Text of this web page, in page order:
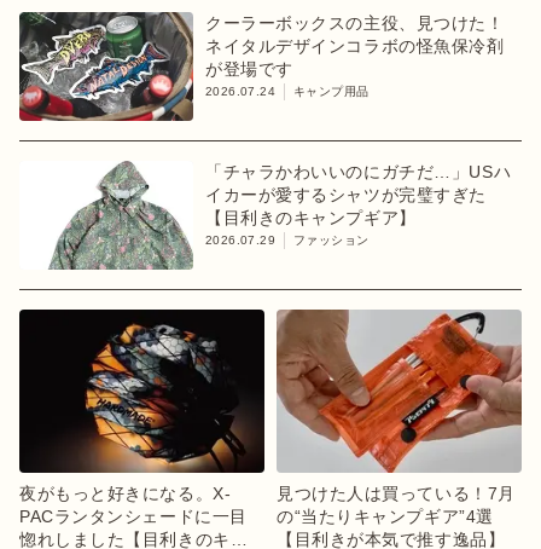
クーラーボックスの主役、見つけた！
ネイタルデザインコラボの怪魚保冷剤
が登場です
2026.07.24 キャンプ用品
「チャラかわいいのにガチだ…」USハ
イカーが愛するシャツが完璧すぎた
【目利きのキャンプギア】
2026.07.29 ファッション
夜がもっと好きになる。X-
PACランタンシェードに一目
惚れしました【目利きのキャ
見つけた人は買っている！7月
の“当たりキャンプギア”4選
【目利きが本気で推す逸品】